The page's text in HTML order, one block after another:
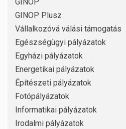
GINOP Plusz
Vállalkozóvá válási támogatás
Egészségügyi pályázatok
Egyházi pályázatok
Energetikai pályázatok
Építészeti pályázatok
Fotópályázatok
Informatikai pályázatok
Irodalmi pályázatok